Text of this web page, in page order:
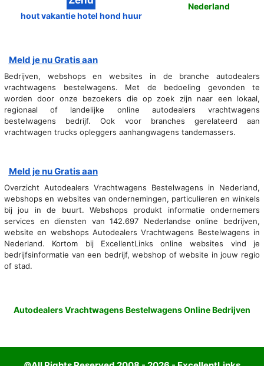
hout vakantie hotel hond huur
Nederland
Meld je nu Gratis aan
Bedrijven, webshops en websites in de branche autodealers
vrachtwagens bestelwagens. Met de bedoeling gevonden te
worden door onze bezoekers die op zoek zijn naar een lokaal,
regionaal of landelijke online autodealers vrachtwagens
bestelwagens bedrijf. Ook voor branches gerelateerd aan
vrachtwagen trucks opleggers aanhangwagens tandemassers.
Meld je nu Gratis aan
Overzicht Autodealers Vrachtwagens Bestelwagens in Nederland,
webshops en websites van ondernemingen, particulieren en winkels
bij jou in de buurt. Webshops produkt informatie ondernemers
services en diensten van 142.697 Nederlandse online bedrijven,
website en webshops Autodealers Vrachtwagens Bestelwagens in
Nederland. Kortom bij ExcellentLinks online websites vind je
bedrijfsinformatie van een bedrijf, webshop of website in jouw regio
of stad.
Autodealers Vrachtwagens Bestelwagens Online Bedrijven